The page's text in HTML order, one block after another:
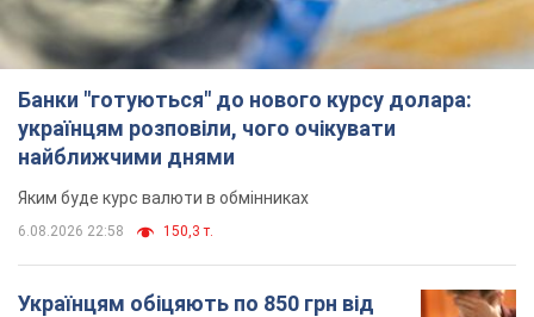
Банки "готуються" до нового курсу долара:
українцям розповіли, чого очікувати
найближчими днями
Яким буде курс валюти в обмінниках
6.08.2026 22:58 150,3 т.
Українцям обіцяють по 850 грн від